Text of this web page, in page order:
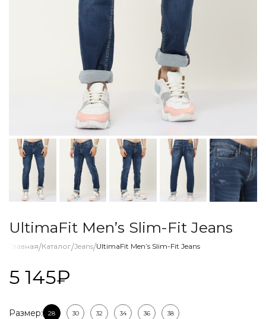
UltimaFit Men’s Slim-Fit Jeans
Главная/Каталог/Jeans/UltimaFit Men’s Slim-Fit Jeans
5 145₽
Размер: 28 30 32 34 36 38